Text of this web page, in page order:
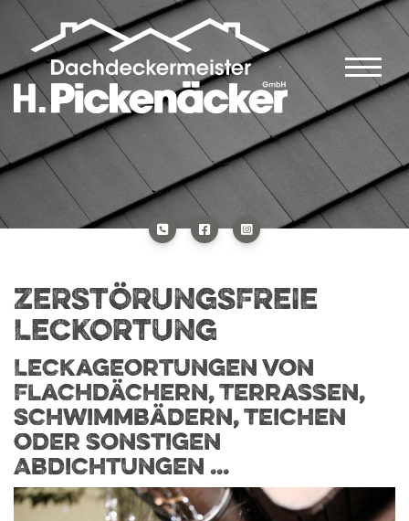
ZERSTÖRUNGSFREIE
LECKORTUNG
Leckageortungen von
Flachdächern, Terrassen,
Schwimmbädern, Teichen
oder sonstigen
Abdichtungen ...